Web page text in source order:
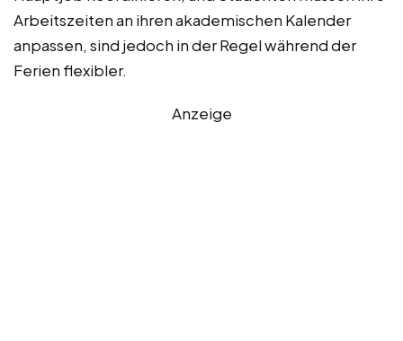
Arbeitszeiten an ihren akademischen Kalender
anpassen, sind jedoch in der Regel während der
Ferien flexibler.
Anzeige